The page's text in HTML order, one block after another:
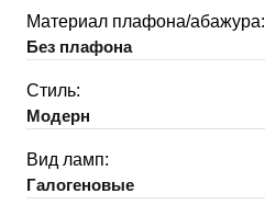
Материал плафона/абажура:
Без плафона
Стиль:
Модерн
Вид ламп:
Галогеновые